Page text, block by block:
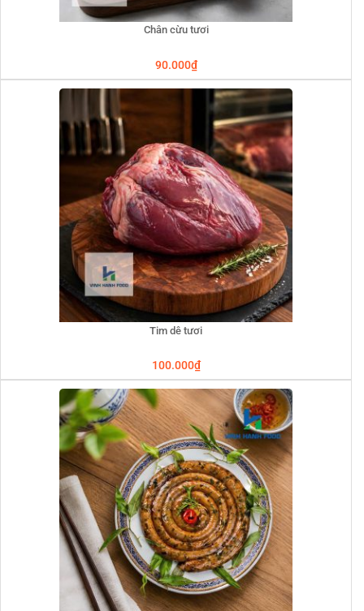
Chân cừu tươi
90.000₫
Tim dê tươi
100.000₫